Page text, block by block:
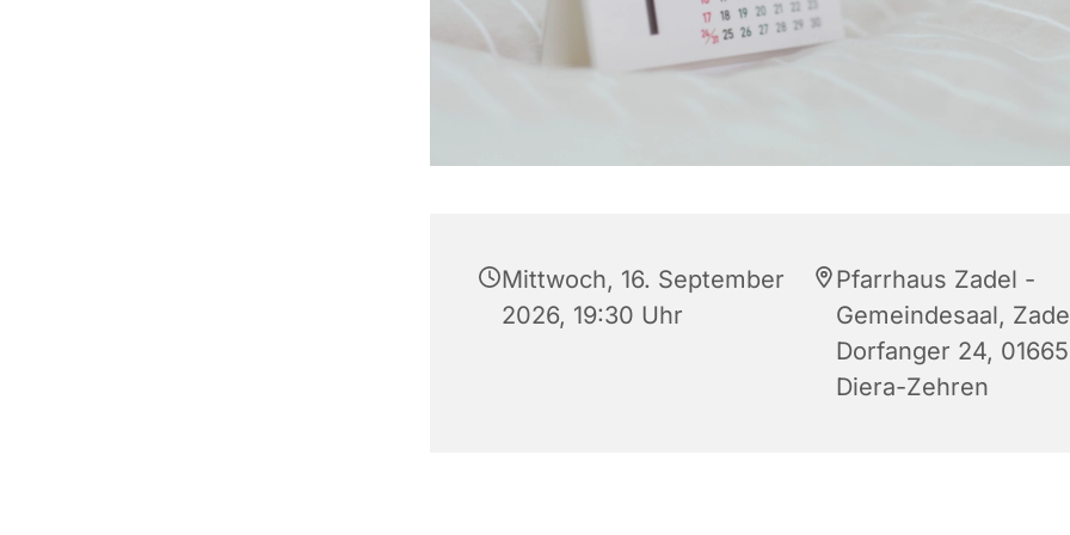
Mittwoch, 16. September
2026, 19:30 Uhr
Pfarrhaus Zadel -
Gemeindesaal,
Dorfanger 24, 01665
Diera-Zehren